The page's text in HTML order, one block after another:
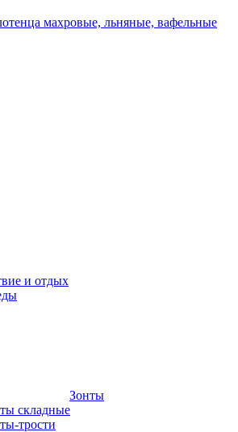
махровые, льняные, вафельные
и отдых
Зонты
складные
трости